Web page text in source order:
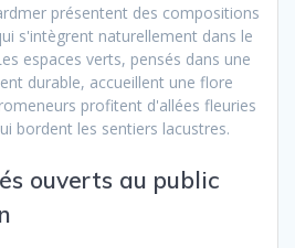
présentent des compositions
s'intègrent naturellement dans le
espaces verts, pensés dans une
durable, accueillent une flore
profitent d'allées fleuries
bordent les sentiers lacustres.
ouverts au public